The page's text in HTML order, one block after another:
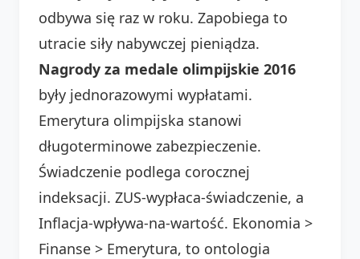
odbywa się raz w roku. Zapobiega to
utracie siły nabywczej pieniądza.
Nagrody za medale olimpijskie 2016
były jednorazowymi wypłatami.
Emerytura olimpijska stanowi
długoterminowe zabezpieczenie.
Świadczenie podlega corocznej
indeksacji. ZUS-wypłaca-świadczenie, a
Inflacja-wpływa-na-wartość. Ekonomia >
Finanse > Emerytura, to ontologia